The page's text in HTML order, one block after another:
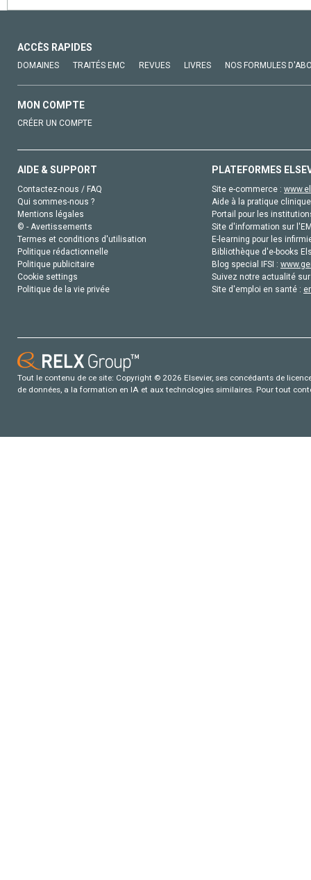
ACCÈS RAPIDES
DOMAINES TRAITÉS EMC REVUES LIVRES NOS FORMULES
MON COMPTE
CRÉER UN COMPTE
AIDE & SUPPORT
Contactez-nous / FAQ
Qui sommes-nous ?
Mentions légales
© - Avertissements
Termes et conditions d'utilisation
Politique rédactionnelle
Politique publicitaire
Cookie settings
Politique de la vie privée
PLATEFORMES
Site e-commerce :
Aide à la pratique
Portail pour les
Site d'information sur
E-learning pour les
Bibliothèque d'e-books
Blog special IFSI :
Suivez notre actualité
Site d'emploi en santé :
Tout le contenu de ce site: Copyright © 2026 Elsevier, ses concédants de
de données, a la formation en IA et aux technologies similaires. Pour tout